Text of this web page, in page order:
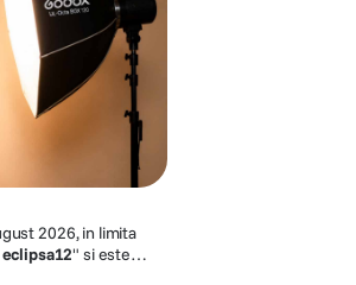
2026, in limita
" si este